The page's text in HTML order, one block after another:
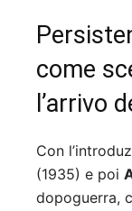
come
l’arrivo
Con
(1935) e poi
dopoguerra,